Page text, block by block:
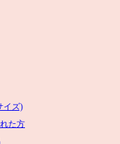
イズ)
た方